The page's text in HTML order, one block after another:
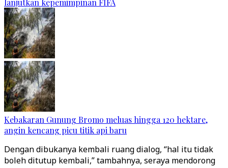
lanjutkan kepemimpinan FIFA
Kebakaran Gunung Bromo meluas hingga 120 hektare,
angin kencang picu titik api baru
Dengan dibukanya kembali ruang dialog, “hal itu tidak
boleh ditutup kembali,” tambahnya, seraya mendorong